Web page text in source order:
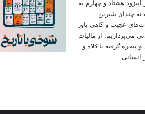
اپیزود هشتاد و چهارم به
نه چندان شیرین
عجیب و گاهی باور
می‌پردازیم. از مالیات
و پنجره گرفته تا کلاه و
انسانی.